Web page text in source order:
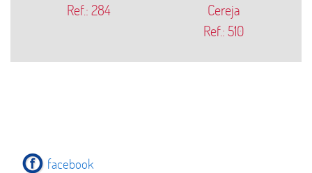
Ref.: 284
Cereja
Ref.: 510
facebook